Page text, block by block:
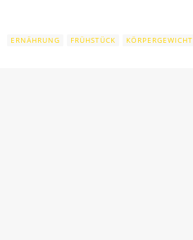
ERNÄHRUNG FRÜHSTÜCK KÖRPERGEWICHT